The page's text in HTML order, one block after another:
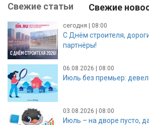
Свежие статьи Свежие
сегодня | 08:00
С Днём строителя,
партнёры!
06.08.2026 | 08:00
Июль без премьер:
03.08.2026 | 08:00
Июль – на дворе пусто,